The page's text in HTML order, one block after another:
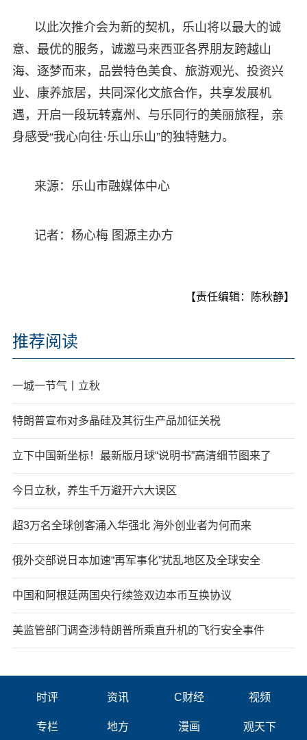
以此次推介会为新的契机，乐山将以最大的诚
意、最优的服务，诚邀马来西亚各界朋友跨越山
海、逐梦而来，品尝特色美食、旅游观光、投资兴
业、康养旅居，共同深化文旅合作，共享发展机
遇，开启一段玩转嘉州、与乐同行的美丽旅程，亲
身感受“我心向往·乐山乐山”的独特魅力。
来源：乐山市融媒体中心
记者：杨心梅 图源主办方
【责任编辑：陈秋静】
推荐阅读
一城一节气丨立秋
特朗普宣布对多晶硅及其衍生产品加征关税
立下中国新坐标！最新版月球“说明书”高清细节图来了
今日立秋，养生千万避开六大误区
超3万名全球创客涌入华强北 海外创业者为何而来
俄外交部说日本加速“再军事化”扰乱地区及全球安全
中国和阿根廷两国央行续签双边本币互换协议
美监管部门调查涉特朗普所乘直升机的飞行安全事件
时评 资讯 C财经 视频
专栏 地方 漫画 观天下